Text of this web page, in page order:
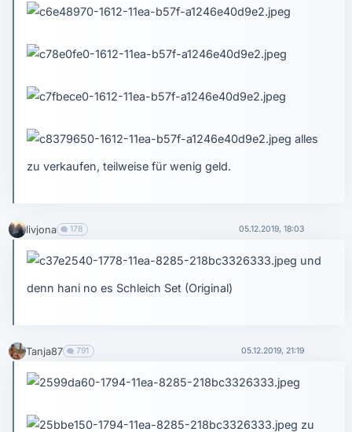
alles
zu verkaufen, teilweise für wenig geld.
livjona 178 05.12.2019, 18:03
und
denn hani no es Schleich Set (Original)
Tanja87 791 05.12.2019, 21:19
zu